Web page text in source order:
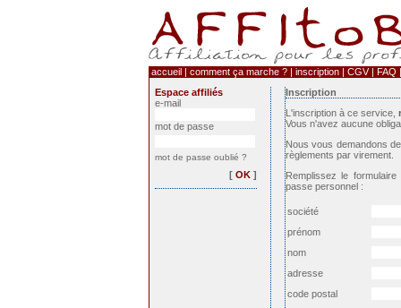
accueil| comment ça marche ?| inscription| CGV| FAQ
Espace affiliés
e-mail
mot de passe
mot de passe oublié ?
[ OK ]
Inscription
L'inscription à ce service,
Vous n'avez aucune
Nous vous demandons
règlements par virement.
Remplissez le
passe personnel :
société
prénom
nom
adresse
code postal